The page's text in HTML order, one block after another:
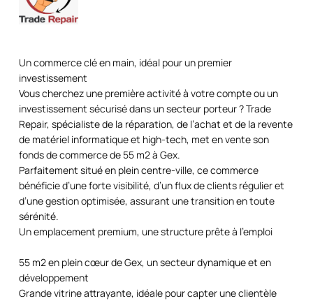
Un commerce clé en main, idéal pour un premier
investissement
Vous cherchez une première activité à votre compte ou un
investissement sécurisé dans un secteur porteur ? Trade
Repair, spécialiste de la réparation, de l’achat et de la revente
de matériel informatique et high-tech, met en vente son
fonds de commerce de 55 m2 à Gex.
Parfaitement situé en plein centre-ville, ce commerce
bénéficie d’une forte visibilité, d’un flux de clients régulier et
d’une gestion optimisée, assurant une transition en toute
sérénité.
Un emplacement premium, une structure prête à l’emploi
55 m2 en plein cœur de Gex, un secteur dynamique et en
développement
Grande vitrine attrayante, idéale pour capter une clientèle